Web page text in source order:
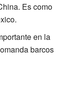
Es como
en la
barcos